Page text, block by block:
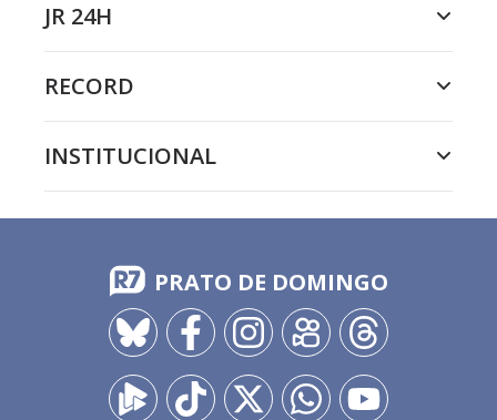
JR 24H
RECORD
INSTITUCIONAL
PRATO DE DOMINGO